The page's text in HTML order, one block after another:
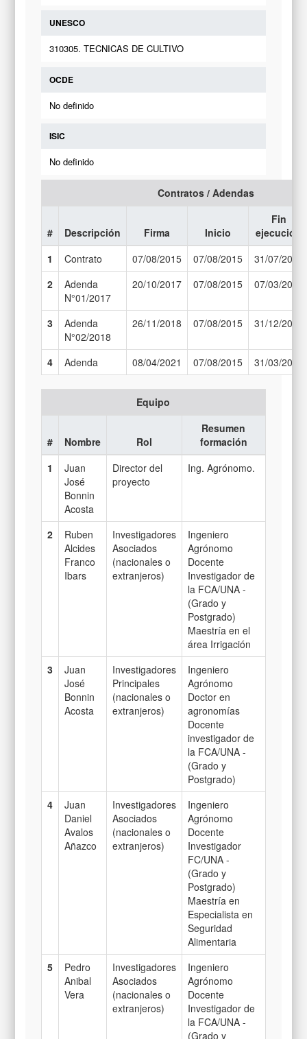
UNESCO
310305. TECNICAS DE CULTIVO
OCDE
No definido
ISIC
No definido
Contratos / Adendas
# Descripción Firma Inicio
Fin
ejecución
1
Contrato 07/08/2015 07/08/2015
31/07/2017
2
Adenda
N°01/2017
20/10/2017 07/08/2015 07/03/2018
3
Adenda
N°02/2018
26/11/2018 07/08/2015 31/12/2018
4 Adenda 08/04/2021 07/08/2015 31/03/2021
Equipo
# Nombre Rol
Resumen
formación
1
Juan
José
Bonnin
Acosta
Director del
proyecto
Ing. Agrónomo.
2
Ruben
Alcides
Franco
Ibars
Investigadores
Asociados
(nacionales o
extranjeros)
Ingeniero
Agrónomo
Docente
Investigador de
la FCA/UNA -
(Grado y
Postgrado)
Maestría en el
área Irrigación
3
Juan
José
Bonnin
Acosta
Investigadores
Principales
(nacionales o
extranjeros)
Ingeniero
Agrónomo
Doctor en
agronomías
Docente
investigador de
la FCA/UNA -
(Grado y
Postgrado)
4
Juan
Daniel
Avalos
Añazco
Investigadores
Asociados
(nacionales o
extranjeros)
Ingeniero
Agrónomo
Docente
Investigador
FC/UNA -
(Grado y
Postgrado)
Maestría en
Especialista en
Seguridad
Alimentaria
5
Pedro
Anibal
Vera
Investigadores
Asociados
(nacionales o
extranjeros)
Ingeniero
Agrónomo
Docente
Investigador de
la FCA/UNA -
(Grado y